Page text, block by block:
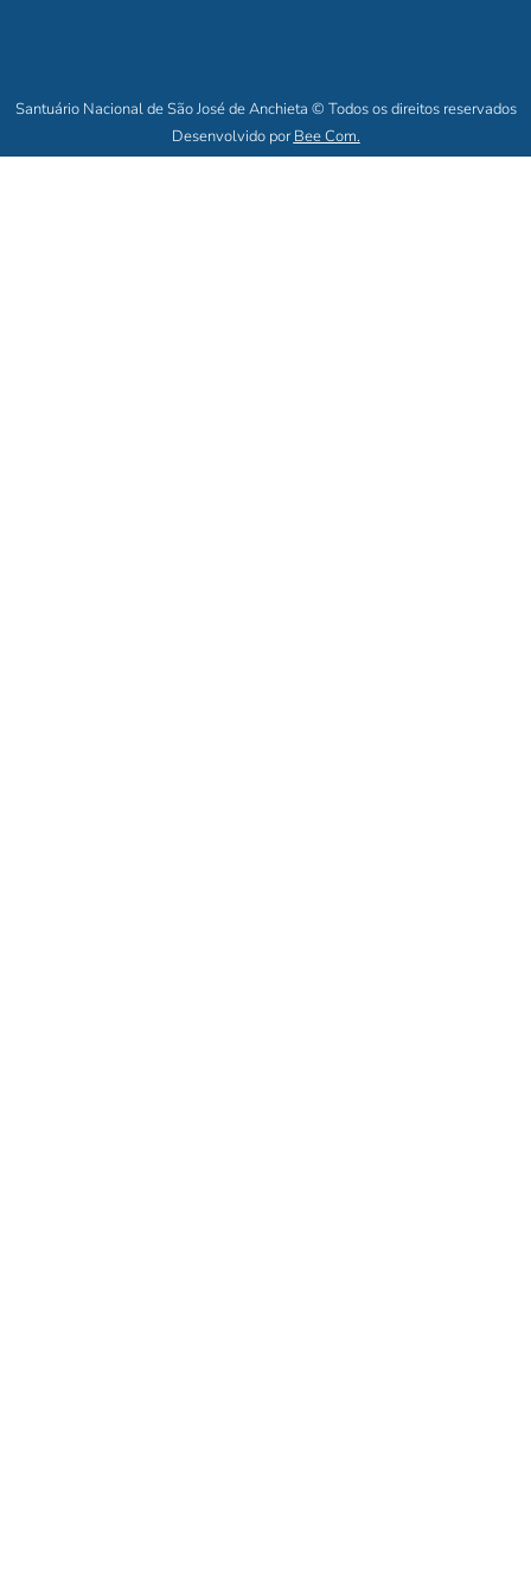
Santuário Nacional de São José de Anchieta © Todos os direitos reservados
Desenvolvido porBee Com.